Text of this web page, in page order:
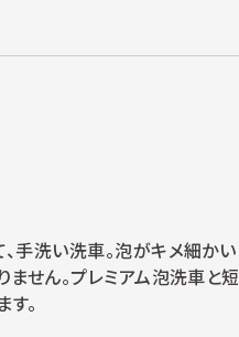
手洗い洗車。泡がキメ細かい
ません。プレミアム泡洗車と短
。